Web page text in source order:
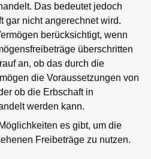
Das bedeutet jedoch
gar nicht angerechnet wird.
berücksichtigt, wenn
überschritten
an, ob das durch die
die Voraussetzungen von
ob die Erbschaft in
werden kann.
es gibt, um die
Freibeträge zu nutzen.